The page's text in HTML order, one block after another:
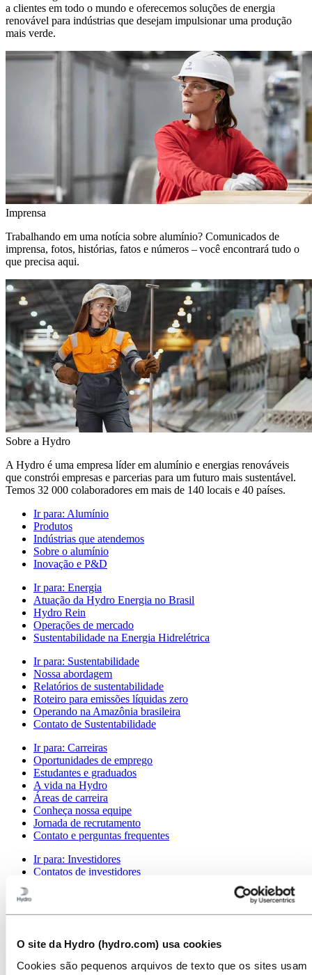
O site da Hydro (hydro.com) usa cookies
Cookies são pequenos arquivos de texto que os sites usam
a clientes em todo o mundo e oferecemos soluções de energia
renovável para indústrias que desejam impulsionar uma produção
mais verde.
Imprensa
Trabalhando em uma notícia sobre alumínio? Comunicados de
imprensa, fotos, histórias, fatos e números – você encontrará tudo o
que precisa aqui.
Sobre a Hydro
A Hydro é uma empresa líder em alumínio e energias renováveis
que constrói empresas e parcerias para um futuro mais sustentável.
Temos 32 000 colaboradores em mais de 140 locais e 40 países.
Ir para: Alumínio
Produtos
Indústrias que atendemos
Sobre o alumínio
Inovação e P&D
Ir para: Energia
Atuação da Hydro Energia no Brasil
Hydro Rein
Operações de mercado
Sustentabilidade na Energia Hidrelétrica
Ir para: Sustentabilidade
Nossa abordagem
Relatórios de sustentabilidade
Roteiro para emissões líquidas zero
Operando na Amazônia brasileira
Contato de Sustentabilidade
Ir para: Carreiras
Oportunidades de emprego
Estudantes e graduados
A vida na Hydro
Áreas de carreira
Conheça nossa equipe
Jornada de recrutamento
Contato e perguntas frequentes
Ir para: Investidores
Contatos de investidores
Temas em destaque